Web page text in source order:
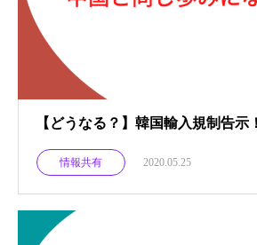
【どうなる？】韓国輸入規制告示
情報共有 2020.05.25